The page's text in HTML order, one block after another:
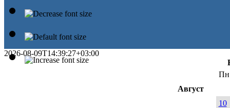
2026-08-09T14:39:27+03:00
Пн
Август
10